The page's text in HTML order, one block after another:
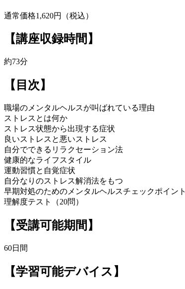
通常価格1,620円（税込）
【講座収録時間】
約73分
【目次】
職場のメンタルヘルスが叫ばれている理由
ストレスとは何か
ストレス状態から出現する症状
良いストレスと悪いストレス
自分でできるリラクセーション法
健康的なライフスタイル
運動習慣と自覚症状
自分なりのストレス解消法をもつ
早期対処のためのメンタルヘルスチェックポイント
理解度テスト（20問）
【受講可能期間】
60日間
【学習可能デバイス】